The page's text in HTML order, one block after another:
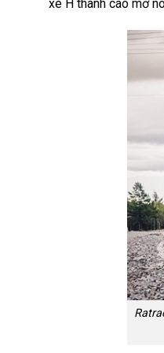
xe H thành cao mở